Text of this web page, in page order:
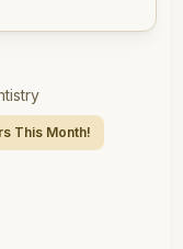
This Month!